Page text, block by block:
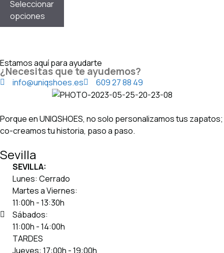
Seleccionar
opciones
Estamos aquí para ayudarte
¿Necesitas que te ayudemos?
info@uniqshoes.es 609 27 88 49
Porque en UNIQSHOES, no solo personalizamos tus zapatos;
co-creamos tu historia, paso a paso.
Sevilla
SEVILLA:
Lunes: Cerrado
Martes a Viernes:
11:00h - 13:30h
Sábados:
11:00h - 14:00h
TARDES
Jueves: 17:00h - 19:00h